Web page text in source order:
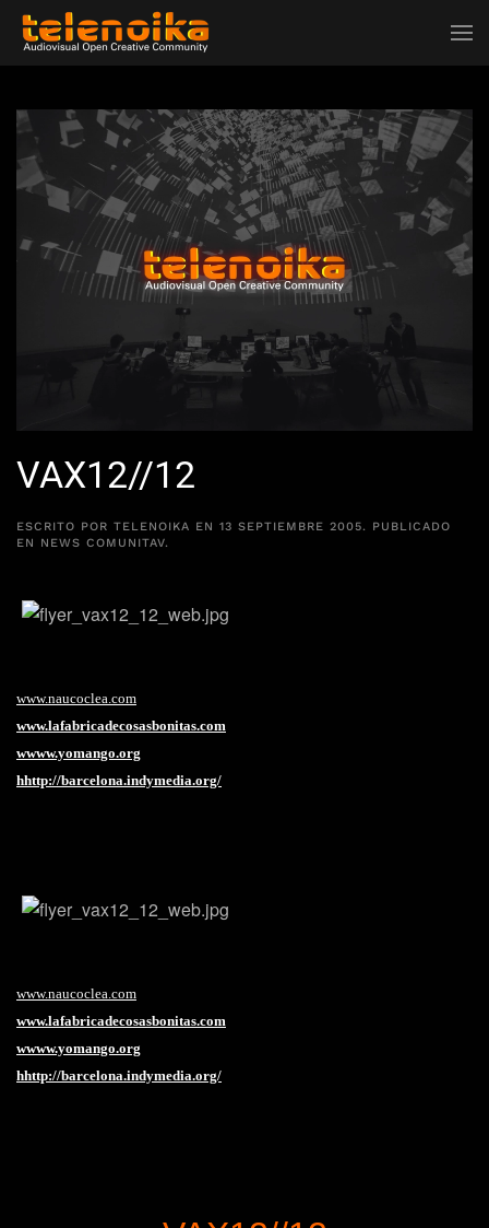
Ir al contenido principal
VAX12//12
ESCRITO POR TELENOIKA EN 13 SEPTIEMBRE 2005. PUBLICADO
EN NEWS COMUNITAV.
www.naucoclea.com
www.lafabricadecosasbonitas.com
wwww.yomango.org
hhttp://barcelona.indymedia.org/
www.naucoclea.com
www.lafabricadecosasbonitas.com
wwww.yomango.org
hhttp://barcelona.indymedia.org/